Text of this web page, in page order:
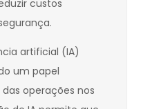
custos
artificial (IA)
um papel
operações nos